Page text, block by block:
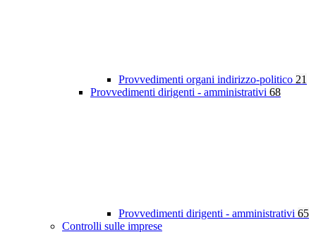
Provvedimenti organi indirizzo-politico 21
Provvedimenti dirigenti - amministrativi 68
Provvedimenti dirigenti - amministrativi 65
Controlli sulle imprese